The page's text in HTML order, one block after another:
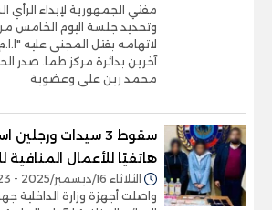
مفتي الجمهورية لإبداء
وتحديد جلسة اليوم الخامس من
لاتهامه بقتل المجنى عليه
آخرين بدائرة مركز طما. صدر
محمد زين على وعضوية
سقوط 3 سيدات
هاتفيًا للأعمال المنافية
الثلاثاء 16/ديسمبر/2025 - 02:23 م
واصلت أجهزة وزارة الداخلية